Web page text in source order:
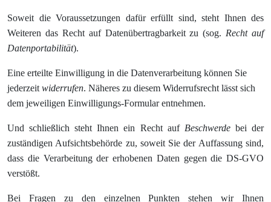
Soweit die Voraussetzungen dafür erfüllt sind, steht Ihnen des
Weiteren das Recht auf Datenübertragbarkeit zu (sog. Recht auf
Datenportabilität).
Eine erteilte Einwilligung in die Datenverarbeitung können Sie
jederzeit widerrufen. Näheres zu diesem Widerrufsrecht lässt sich
dem jeweiligen Einwilligungs-Formular entnehmen.
Und schließlich steht Ihnen ein Recht auf Beschwerdebei der
zuständigen Aufsichtsbehörde zu, soweit Sie der Auffassung sind,
dass die Verarbeitung der erhobenen Daten gegen die DS-GVO
verstößt.
Bei Fragen zu den einzelnen Punkten stehen wir Ihnen